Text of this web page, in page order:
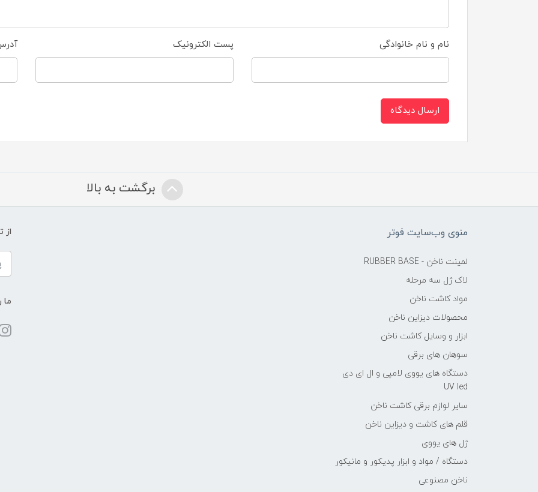
نام و نام خانوادگی پست الکترونیک
ارسال دیدگاه
برگشت به بالا
منوی وب‌سایت فوتر
لمینت ناخن - RUBBER BASE
لاک ژل سه مرحله
مواد کاشت ناخن
محصولات دیزاین ناخن
ابزار و وسایل کاشت ناخن
سوهان های برقی
دستگاه های یووی لامپی و ال ای دی
UV led
سایر لوازم برقی کاشت ناخن
قلم های کاشت و دیزاین ناخن
ژل های یووی
دستگاه / مواد و ابزار پدیکور و مانیکور
ناخن مصنوعی
از
ما